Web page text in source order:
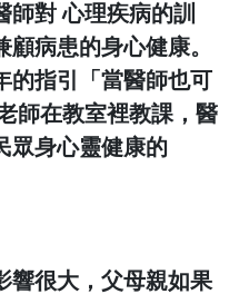
對 心理疾病的訓
病患的身心健康。
的指引「當醫師也可
師在教室裡教課，醫
眾身心靈健康的
響很大，父母親如果